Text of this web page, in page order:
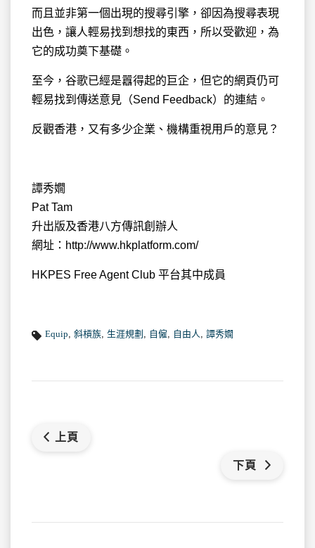
而且並非第一個出現的搜尋引擎，卻因為搜尋表現
出色，讓人輕易找到想找的東西，所以受歡迎，為
它的成功奠下基礎。
至今，谷歌已經是囂得起的巨企，但它的網頁仍可
輕易找到傳送意見（Send Feedback）的連結。
反觀香港，又有多少企業、機構重視用戶的意見？
譚秀嫺
Pat Tam
升出版及香港八方傳訊創辦人
網址：http://www.hkplatform.com/
HKPES Free Agent Club 平台其中成員
Equip, 斜槓族, 生涯規劃 , 自僱, 自由人, 譚秀嫺
上頁
下頁